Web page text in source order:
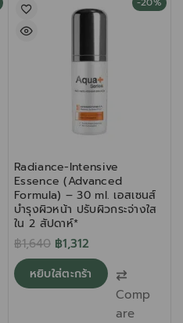
Radiance-Intensive
Essence (Advanced
Formula) – 30 ml. เอสเซนส์
บำรุงผิวหน้า ปรับผิวกระจ่างใส
ใน 2 สัปดาห์*
฿1,640 ฿1,312
หยิบใส่ตะกร้า
Comp
are